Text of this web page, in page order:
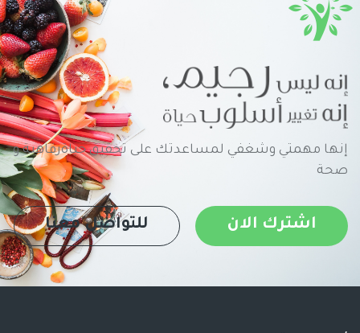
إنها مهمتي وشغفي لمساعدتك على تحقيق حياةرفاهية و
صحة
اشترك الان للتواصل معنا